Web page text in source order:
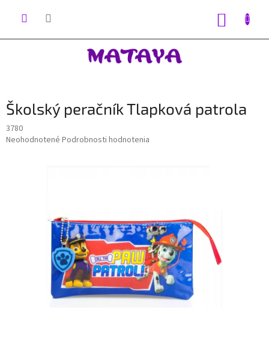
Školský peračník Tlapková patrola
3780
Priemerné
Neohodnotené Podrobnosti hodnotenia